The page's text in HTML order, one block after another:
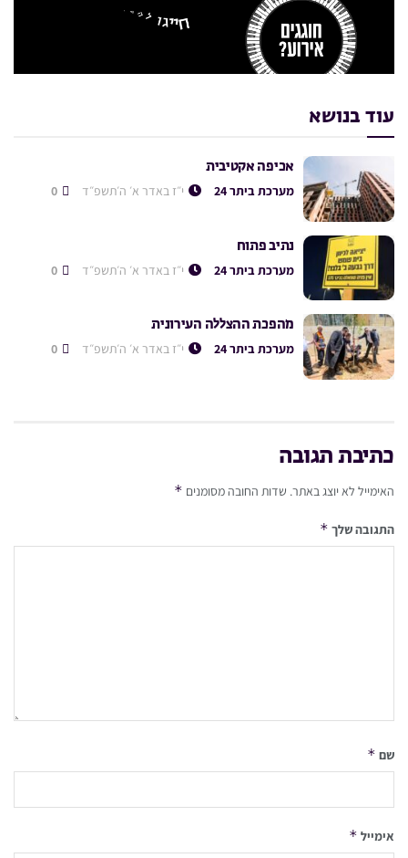
עוד בנושא
אכיפה אקטיבית
מערכת ביתר 24 י״ז באדר א׳ ה׳תשפ״ד
נתיב פתוח
מערכת ביתר 24 י״ז באדר א׳ ה׳תשפ״ד
מהפכת ההצללה העירונית
מערכת ביתר 24 י״ז באדר א׳ ה׳תשפ״ד
כתיבת תגובה
האימייל לא יוצג באתר. שדות החובה מסומנים *
התגובה שלך *
שם *
אימייל *